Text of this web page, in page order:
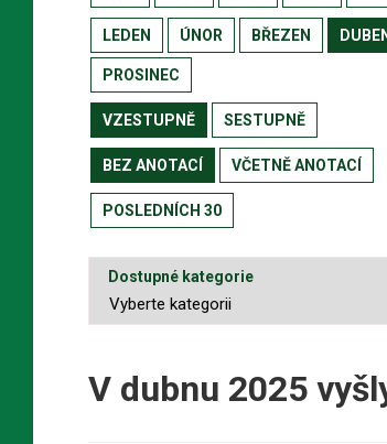
LEDEN ÚNOR BŘEZEN DUBEN
PROSINEC
VZESTUPNĚ SESTUPNĚ
BEZ ANOTACÍ VČETNĚ ANOTACÍ
POSLEDNÍCH 30
Dostupné kategorie
V dubnu 2025